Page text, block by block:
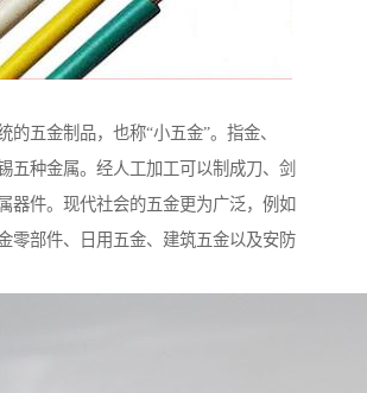
的五金制品，也称“小五金”。指金、
五种金属。经人工加工可以制成刀、剑
器件。现代社会的五金更为广泛，例如
零部件、日用五金、建筑五金以及安防